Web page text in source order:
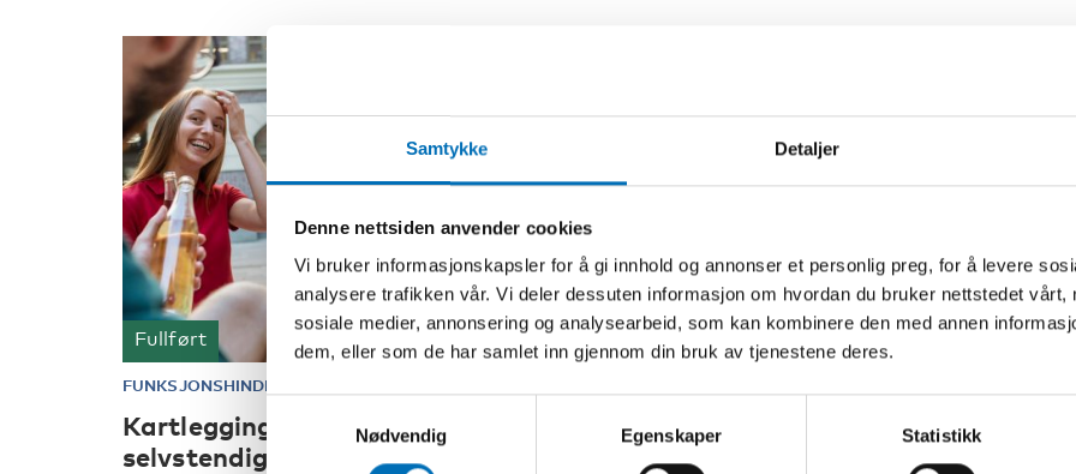
Samtykke Detaljer
Denne nettsiden anvender cookies
Vi bruker informasjonskapsler for å gi innhold og annonser et personlig preg, for å levere
analysere trafikken vår. Vi deler dessuten informasjon om hvordan du bruker nettstedet vårt,
sosiale medier, annonsering og analysearbeid, som kan kombinere den med annen
dem, eller som de har samlet inn gjennom din bruk av tjenestene deres.
Nødvendig
Egenskaper Statistikk
Fullført
FUNKSJONSHINDER
Kartlegging av løsninger for
selvstendig liv